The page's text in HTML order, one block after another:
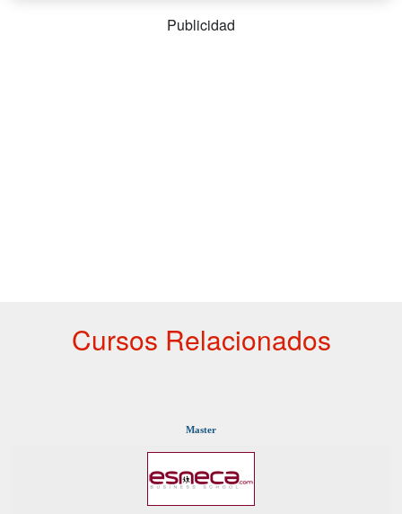
Publicidad
Cursos Relacionados
Master